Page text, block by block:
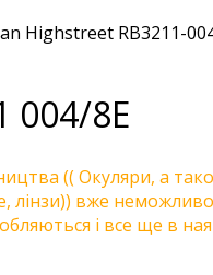
004/8E
(( Окуляри, а
вже неможливо
і все ще в